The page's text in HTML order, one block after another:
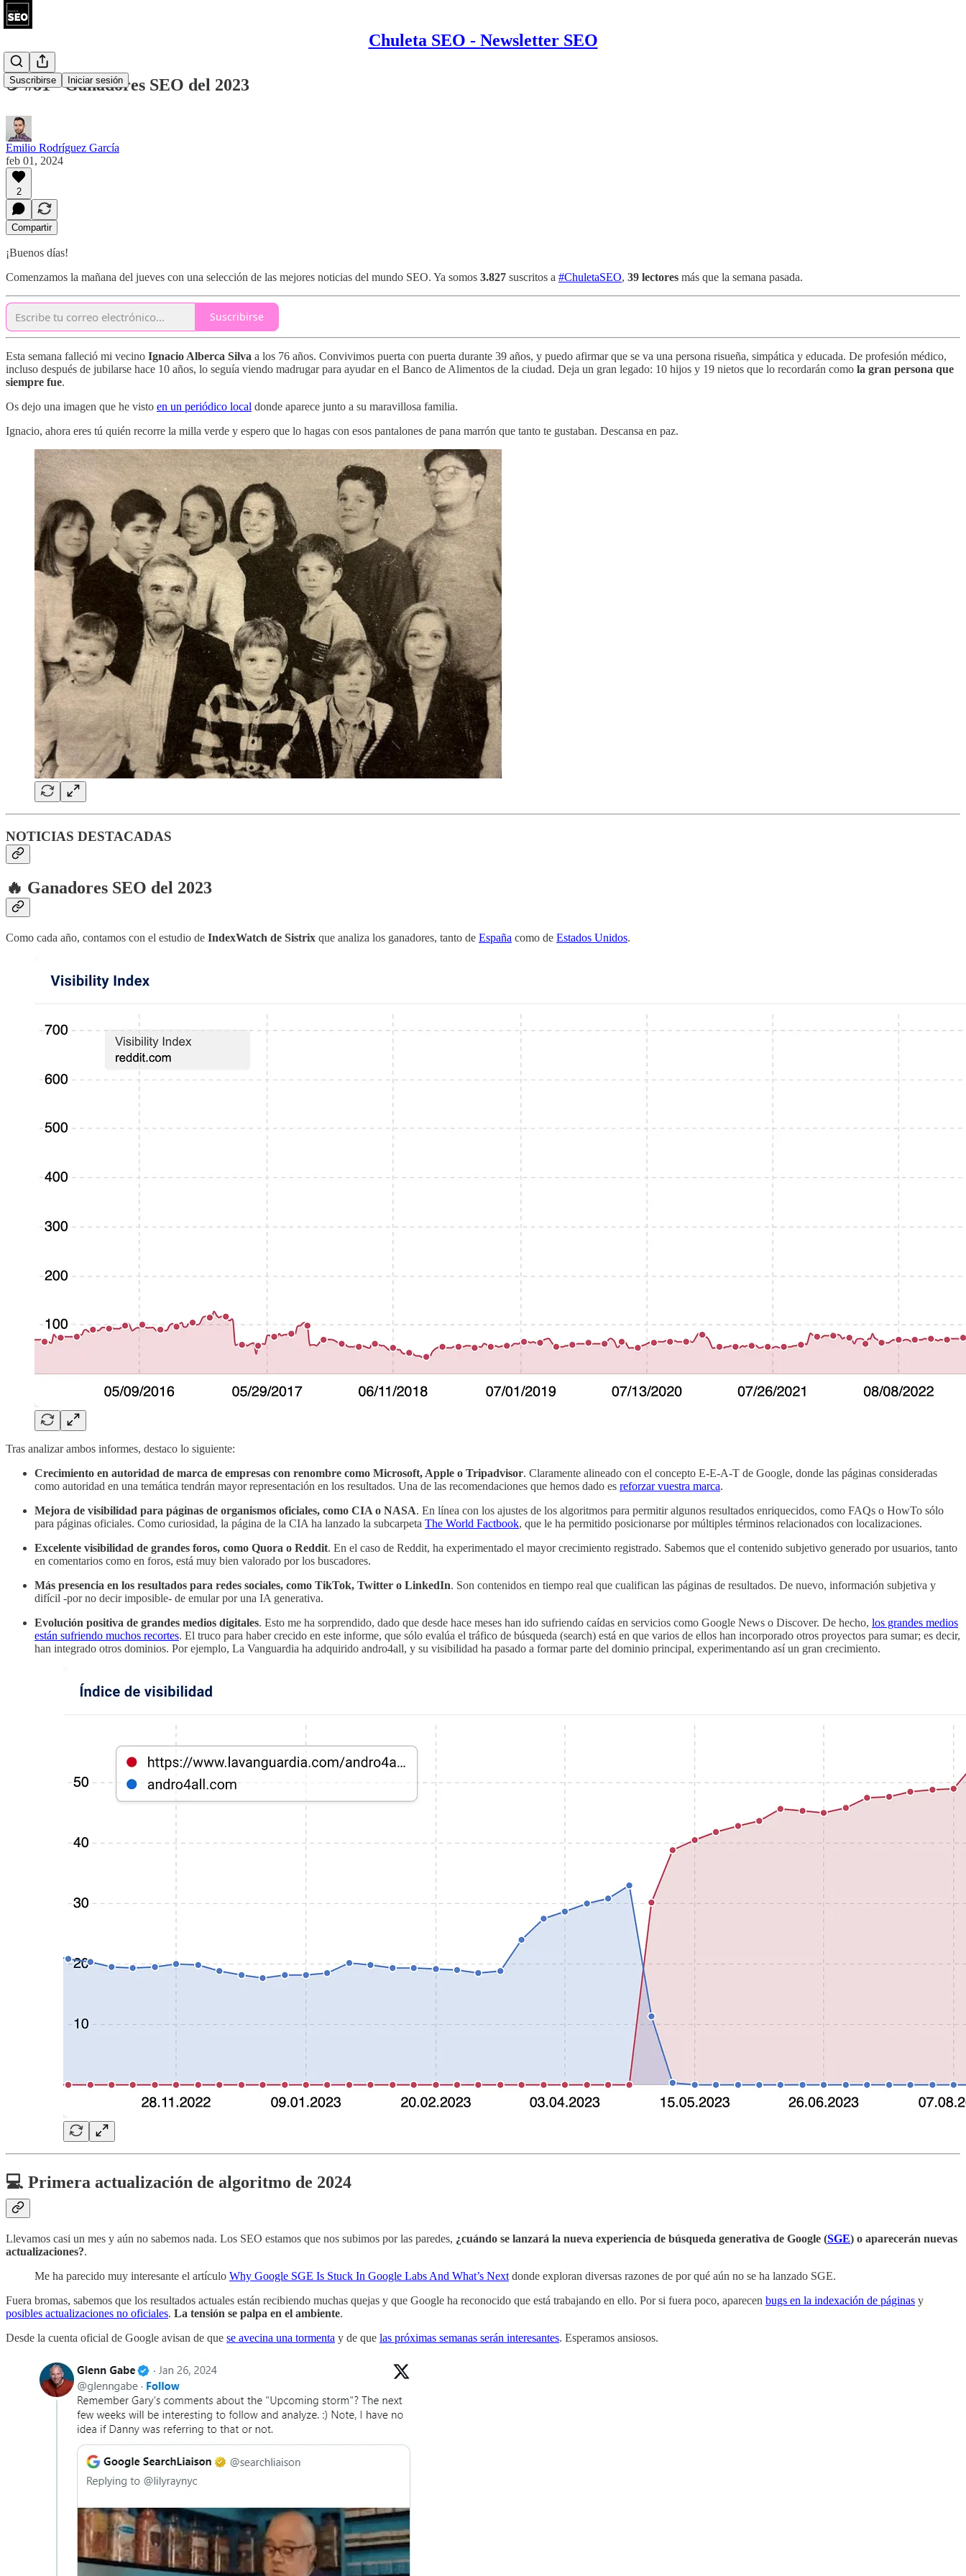
Chuleta SEO - Newsletter SEO
Suscribirse Iniciar sesión
☕ #81 - Ganadores SEO del 2023
Emilio Rodríguez García
feb 01, 2024
2
Compartir
¡Buenos días!
Comenzamos la mañana del jueves con una selección de las mejores noticias del mundo SEO. Ya somos 3.827 suscritos a #ChuletaSEO, 39 lectores más que la semana pasada.
Suscribirse
Esta semana falleció mi vecino Ignacio Alberca Silva a los 76 años. Convivimos puerta con puerta durante 39 años, y puedo afirmar que se va una persona risueña, simpática y educada. De profesión médico,
incluso después de jubilarse hace 10 años, lo seguía viendo madrugar para ayudar en el Banco de Alimentos de la ciudad. Deja un gran legado: 10 hijos y 19 nietos que lo recordarán como la gran persona que
siempre fue.
Os dejo una imagen que he visto en un periódico local donde aparece junto a su maravillosa familia.
Ignacio, ahora eres tú quién recorre la milla verde y espero que lo hagas con esos pantalones de pana marrón que tanto te gustaban. Descansa en paz.
NOTICIAS DESTACADAS
🔥 Ganadores SEO del 2023
Como cada año, contamos con el estudio de IndexWatch de Sistrix que analiza los ganadores, tanto de España como de Estados Unidos.
Tras analizar ambos informes, destaco lo siguiente:
Crecimiento en autoridad de marca de empresas con renombre como Microsoft, Apple o Tripadvisor. Claramente alineado con el concepto E-E-A-T de Google, donde las páginas consideradas
como autoridad en una temática tendrán mayor representación en los resultados. Una de las recomendaciones que hemos dado es reforzar vuestra marca.
Mejora de visibilidad para páginas de organismos oficiales, como CIA o NASA. En línea con los ajustes de los algoritmos para permitir algunos resultados enriquecidos, como FAQs o HowTo sólo
para páginas oficiales. Como curiosidad, la página de la CIA ha lanzado la subcarpeta The World Factbook, que le ha permitido posicionarse por múltiples términos relacionados con localizaciones.
Excelente visibilidad de grandes foros, como Quora o Reddit. En el caso de Reddit, ha experimentado el mayor crecimiento registrado. Sabemos que el contenido subjetivo generado por usuarios, tanto
en comentarios como en foros, está muy bien valorado por los buscadores.
Más presencia en los resultados para redes sociales, como TikTok, Twitter o LinkedIn. Son contenidos en tiempo real que cualifican las páginas de resultados. De nuevo, información subjetiva y
difícil -por no decir imposible- de emular por una IA generativa.
Evolución positiva de grandes medios digitales. Esto me ha sorprendido, dado que desde hace meses han ido sufriendo caídas en servicios como Google News o Discover. De hecho, los grandes medios
están sufriendo muchos recortes. El truco para haber crecido en este informe, que sólo evalúa el tráfico de búsqueda (search) está en que varios de ellos han incorporado otros proyectos para sumar; es decir,
han integrado otros dominios. Por ejemplo, La Vanguardia ha adquirido andro4all, y su visibilidad ha pasado a formar parte del dominio principal, experimentando así un gran crecimiento.
💻 Primera actualización de algoritmo de 2024
Llevamos casi un mes y aún no sabemos nada. Los SEO estamos que nos subimos por las paredes, ¿cuándo se lanzará la nueva experiencia de búsqueda generativa de Google (SGE) o aparecerán nuevas
actualizaciones?.
Me ha parecido muy interesante el artículo Why Google SGE Is Stuck In Google Labs And What’s Next donde exploran diversas razones de por qué aún no se ha lanzado SGE.
Fuera bromas, sabemos que los resultados actuales están recibiendo muchas quejas y que Google ha reconocido que está trabajando en ello. Por si fuera poco, aparecen bugs en la indexación de páginas y
posibles actualizaciones no oficiales. La tensión se palpa en el ambiente.
Desde la cuenta oficial de Google avisan de que se avecina una tormenta y de que las próximas semanas serán interesantes. Esperamos ansiosos.